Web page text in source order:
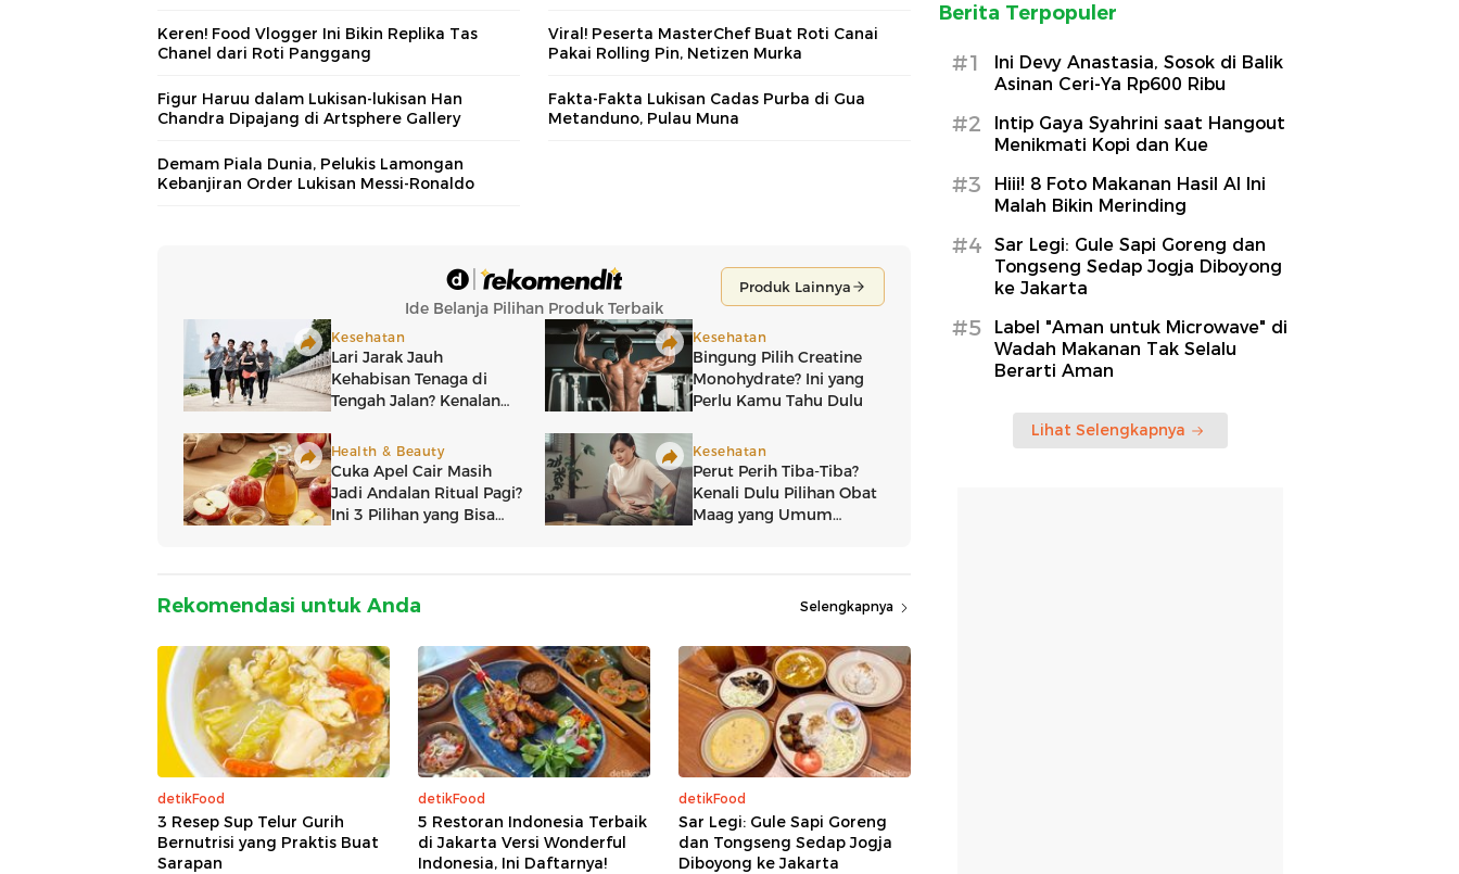
Keren! Food Vlogger Ini Bikin Replika Tas
Chanel dari Roti Panggang
Viral! Peserta MasterChef Buat Roti Canai
Pakai Rolling Pin, Netizen Murka
Figur Haruu dalam Lukisan-lukisan Han
Chandra Dipajang di Artsphere Gallery
Fakta-Fakta Lukisan Cadas Purba di Gua
Metanduno, Pulau Muna
Demam Piala Dunia, Pelukis Lamongan
Kebanjiran Order Lukisan Messi-Ronaldo
Rekomendasi untuk Anda Selengkapnya
detikFood
3 Resep Sup Telur Gurih
Bernutrisi yang Praktis Buat
Sarapan
detikFood
5 Restoran Indonesia Terbaik
di Jakarta Versi Wonderful
Indonesia, Ini Daftarnya!
detikFood
Sar Legi: Gule Sapi Goreng
dan Tongseng Sedap Jogja
Diboyong ke Jakarta
Berita Terpopuler
#1
Ini Devy Anastasia, Sosok di Balik
Asinan Ceri-Ya Rp600 Ribu
#2
Intip Gaya Syahrini saat Hangout
Menikmati Kopi dan Kue
#3
Hiii! 8 Foto Makanan Hasil AI Ini
Malah Bikin Merinding
#4
Sar Legi: Gule Sapi Goreng dan
Tongseng Sedap Jogja Diboyong
ke Jakarta
#5
Label "Aman untuk Microwave" di
Wadah Makanan Tak Selalu
Berarti Aman
Lihat Selengkapnya